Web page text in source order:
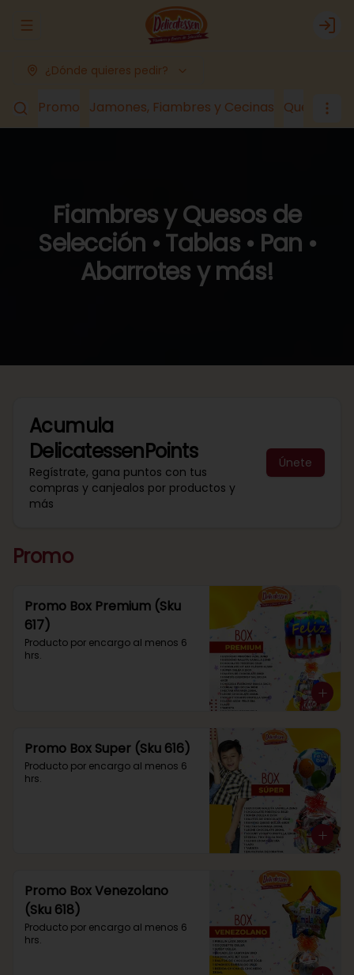
Abrir menu de navegación Login
¿Dónde quieres pedir?
Promo Jamones, Fiambres y Cecinas Quesos
Fiambres y Quesos de
Selección • Tablas • Pan •
Abarrotes y más!
Acumula
DelicatessenPoints
Regístrate, gana puntos con tus
compras y canjealos por productos y
más
Únete
Promo
Promo Box Premium (Sku
617)
Producto por encargo al menos 6
hrs.
Promo Box Super (Sku 616)
Producto por encargo al menos 6
hrs.
Promo Box Venezolano
(Sku 618)
Producto por encargo al menos 6
hrs.